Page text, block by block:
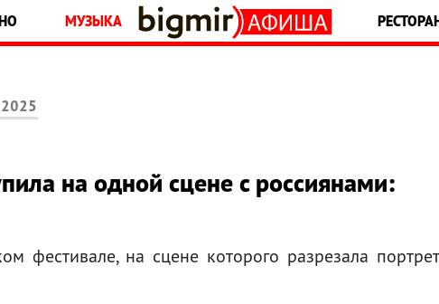
МУЗЫКА
2025
на одной сцене с россиянами:
фестивале, на сцене которого разрезала портрет